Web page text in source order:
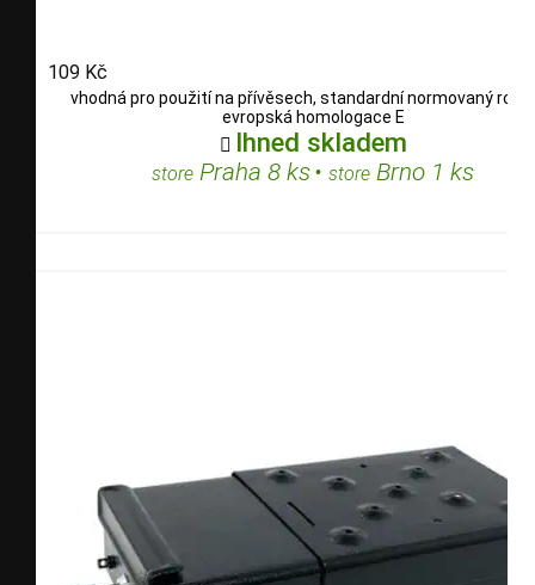
109 Kč
vhodná pro použití na přívěsech, standardní normovaný
evropská homologace E
 Ihned skladem
store Praha 8 ks• store Brno 1 ks